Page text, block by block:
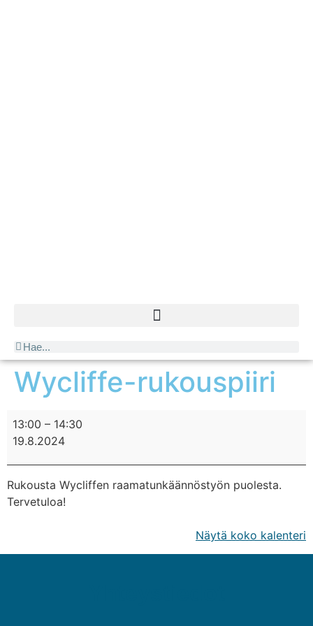
Wycliffe-rukouspiiri
13:00 – 14:30
19.8.2024
Rukousta Wycliffen raamatunkäännöstyön puolesta.
Tervetuloa!
Näytä koko kalenteri